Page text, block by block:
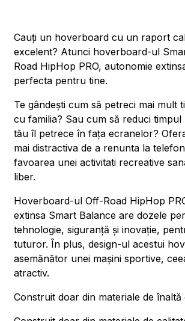
Cauți un hoverboard cu un raport
excelent? Atunci hoverboard-ul
Road HipHop PRO, autonomie
perfecta pentru tine.
Te gândești cum să petreci mai mult
cu familia? Sau cum să reduci
tău îl petrece în fața ecranelor?
mai distractiva de a renunta la
favoarea unei activitati recreative
liber.
Hoverboard-ul Off-Road HipHop
extinsa Smart Balance are dozele
tehnologie, siguranță și inovație,
tuturor. În plus, design-ul acestui
asemănător unei mașini sportive,
atractiv.
Construit doar din materiale de înaltă